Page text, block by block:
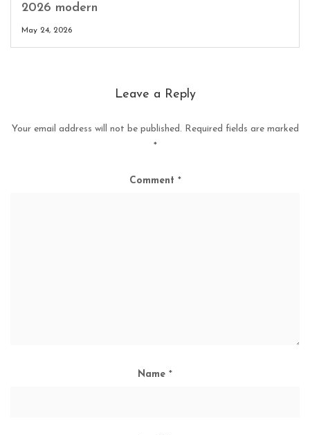
2026 modern
May 24, 2026
Leave a Reply
Your email address will not be published. Required fields are marked
*
Comment *
Name *